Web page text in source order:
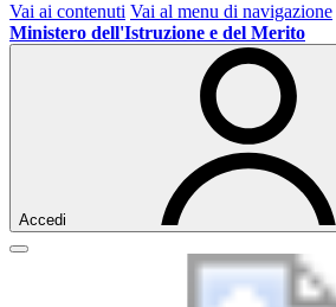
Vai ai contenuti Vai al menu di navigazione
Ministero dell'Istruzione e del Merito
Accedi